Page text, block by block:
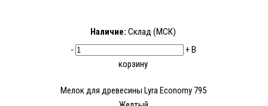
Наличие: Склад (МСК)
-
+В
корзину
Мелок для древесины Lyra Economy 795